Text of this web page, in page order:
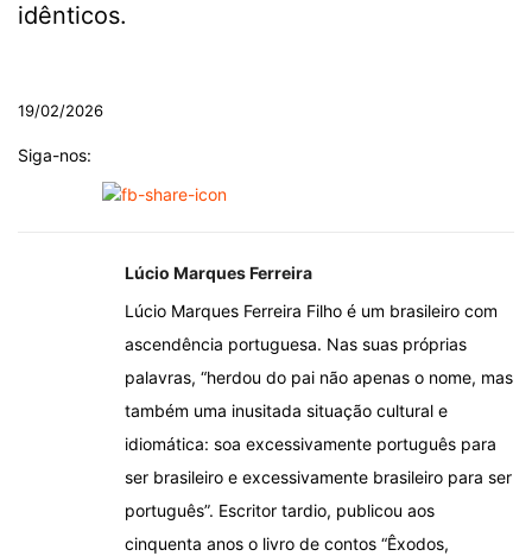
idênticos.
19/02/2026
Siga-nos:
Lúcio Marques Ferreira
Lúcio Marques Ferreira Filho é um brasileiro com
ascendência portuguesa. Nas suas próprias
palavras, “herdou do pai não apenas o nome, mas
também uma inusitada situação cultural e
idiomática: soa excessivamente português para
ser brasileiro e excessivamente brasileiro para ser
português”. Escritor tardio, publicou aos
cinquenta anos o livro de contos “Êxodos,